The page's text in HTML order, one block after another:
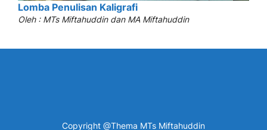
Lomba Penulisan Kaligrafi
Oleh : MTs Miftahuddin dan MA Miftahuddin
Copyright @Thema MTs Miftahuddin